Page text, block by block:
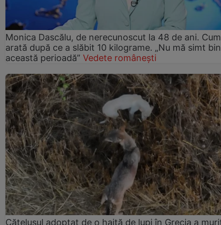
Monica Dascălu, de nerecunoscut la 48 de ani. Cum
arată după ce a slăbit 10 kilograme. „Nu mă simt
această perioadă” Vedete românești
Cățelușul adoptat de o haită de lupi în Grecia a